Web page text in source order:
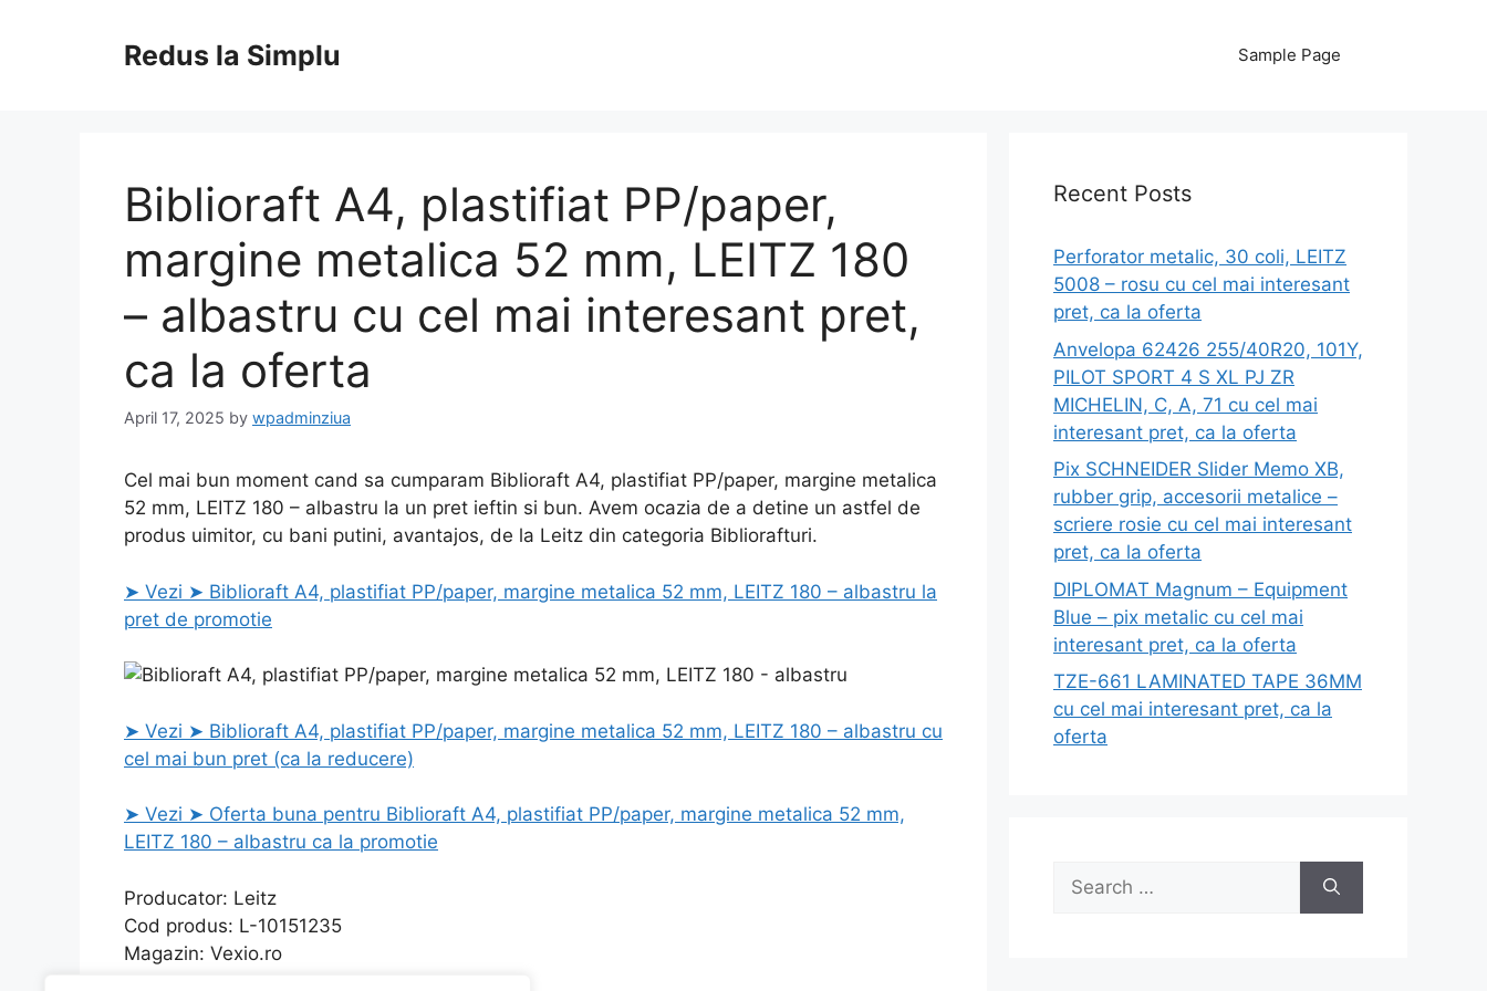
Redus la Simplu Sample Page
Biblioraft A4, plastifiat PP/paper,
margine metalica 52 mm, LEITZ 180
– albastru cu cel mai interesant pret,
ca la oferta
April 17, 2025 by wpadminziua
Cel mai bun moment cand sa cumparam Biblioraft A4, plastifiat PP/paper, margine metalica
52 mm, LEITZ 180 – albastru la un pret ieftin si bun. Avem ocazia de a detine un astfel de
produs uimitor, cu bani putini, avantajos, de la Leitz din categoria Bibliorafturi.
➤ Vezi ➤ Biblioraft A4, plastifiat PP/paper, margine metalica 52 mm, LEITZ 180 – albastru la
pret de promotie
➤ Vezi ➤ Biblioraft A4, plastifiat PP/paper, margine metalica 52 mm, LEITZ 180 – albastru cu
cel mai bun pret (ca la reducere)
➤ Vezi ➤ Oferta buna pentru Biblioraft A4, plastifiat PP/paper, margine metalica 52 mm,
LEITZ 180 – albastru ca la promotie
Producator: Leitz
Cod produs: L-10151235
Magazin: Vexio.ro
Recent Posts
Perforator metalic, 30 coli, LEITZ
5008 – rosu cu cel mai interesant
pret, ca la oferta
Anvelopa 62426 255/40R20, 101Y,
PILOT SPORT 4 S XL PJ ZR
MICHELIN, C, A, 71 cu cel mai
interesant pret, ca la oferta
Pix SCHNEIDER Slider Memo XB,
rubber grip, accesorii metalice –
scriere rosie cu cel mai interesant
pret, ca la oferta
DIPLOMAT Magnum – Equipment
Blue – pix metalic cu cel mai
interesant pret, ca la oferta
TZE-661 LAMINATED TAPE 36MM
cu cel mai interesant pret, ca la
oferta
Search
for: